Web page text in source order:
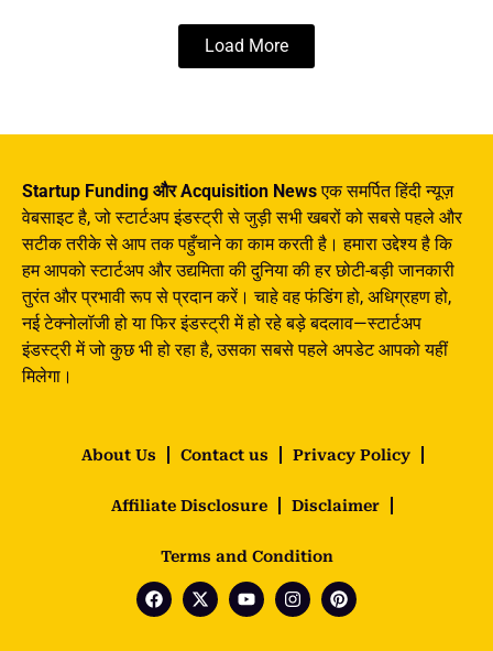
Load More
Startup Funding और Acquisition Newsएक समर्पित हिंदी न्यूज़
वेबसाइट है, जो स्टार्टअप इंडस्ट्री से जुड़ी सभी खबरों को सबसे पहले और
सटीक तरीके से आप तक पहुँचाने का काम करती है। हमारा उद्देश्य है कि
हम आपको स्टार्टअप और उद्यमिता की दुनिया की हर छोटी-बड़ी जानकारी
तुरंत और प्रभावी रूप से प्रदान करें। चाहे वह फंडिंग हो, अधिग्रहण हो,
नई टेक्नोलॉजी हो या फिर इंडस्ट्री में हो रहे बड़े बदलाव—स्टार्टअप
इंडस्ट्री में जो कुछ भी हो रहा है, उसका सबसे पहले अपडेट आपको यहीं
मिलेगा।
About Us Contact us Privacy Policy
Affiliate Disclosure Disclaimer
Terms and Condition